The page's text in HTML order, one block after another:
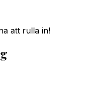
att rulla in!